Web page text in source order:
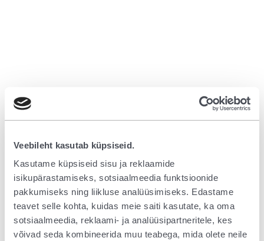
Veebileht kasutab küpsiseid.
Kasutame küpsiseid sisu ja reklaamide
isikupärastamiseks, sotsiaalmeedia funktsioonide
pakkumiseks ning liikluse analüüsimiseks. Edastame
teavet selle kohta, kuidas meie saiti kasutate, ka oma
sotsiaalmeedia, reklaami- ja analüüsipartneritele, kes
võivad seda kombineerida muu teabega, mida olete neile